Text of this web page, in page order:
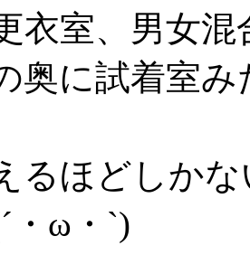
衣室、男女
奥に試着室
るほどしか
・ω・`)